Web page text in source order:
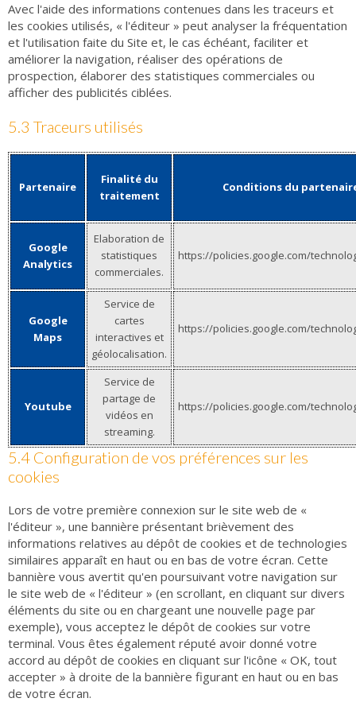
Avec l'aide des informations contenues dans les traceurs et
les cookies utilisés, « l'éditeur » peut analyser la fréquentation
et l'utilisation faite du Site et, le cas échéant, faciliter et
améliorer la navigation, réaliser des opérations de
prospection, élaborer des statistiques commerciales ou
afficher des publicités ciblées.
5.3 Traceurs utilisés
Partenaire
Finalité du
traitement
Conditions du
Google
Analytics
Elaboration de
statistiques
commerciales.
https://policies.google.com/
Google
Maps
Service de
cartes
interactives et
géolocalisation.
https://policies.google.com/
Youtube
Service de
partage de
vidéos en
streaming.
https://policies.google.com/
5.4 Configuration de vos préférences sur les
cookies
Lors de votre première connexion sur le site web de «
l'éditeur », une bannière présentant brièvement des
informations relatives au dépôt de cookies et de technologies
similaires apparaît en haut ou en bas de votre écran. Cette
bannière vous avertit qu'en poursuivant votre navigation sur
le site web de « l'éditeur » (en scrollant, en cliquant sur divers
éléments du site ou en chargeant une nouvelle page par
exemple), vous acceptez le dépôt de cookies sur votre
terminal. Vous êtes également réputé avoir donné votre
accord au dépôt de cookies en cliquant sur l'icône « OK, tout
accepter » à droite de la bannière figurant en haut ou en bas
de votre écran.